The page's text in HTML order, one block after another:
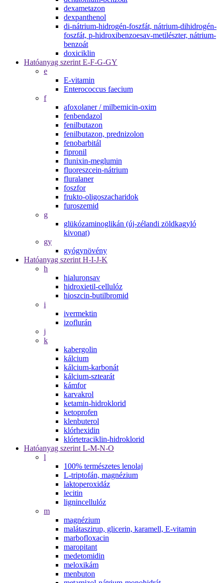
dexametazon
dexpanthenol
di-nátrium-hidrogén-foszfát, nátrium-dihidrogén-
foszfát, p-hidroxibenzoesav-metilészter, nátrium-
benzoát
doxiciklin
Hatóanyag szerint E-F-G-GY
e
E-vitamin
Enterococcus faecium
f
afoxolaner / milbemicin-oxim
fenbendazol
fenilbutazon
fenilbutazon, prednizolon
fenobarbitál
fipronil
flunixin-meglumin
fluoreszcein-nátrium
fluralaner
foszfor
frukto-oligoszacharidok
furoszemid
g
glükózaminoglikán (új-zélandi zöldkagyló
kivonat)
gy
gyógynövény
Hatóanyag szerint H-I-J-K
h
hialuronsav
hidroxietil-cellulóz
hioszcin-butilbromid
i
ivermektin
izoflurán
j
k
kabergolin
kálcium
kálcium-karbonát
kálcium-sztearát
kámfor
karvakrol
ketamin-hidroklorid
ketoprofen
klenbuterol
klórhexidin
klórtetraciklin-hidroklorid
Hatóanyag szerint L-M-N-O
l
100% természetes lenolaj
L-triptofán, magnézium
laktoperoxidáz
lecitin
lignincellulóz
m
magnézium
malátaszirup, glicerin, karamell, E-vitamin
marbofloxacin
maropitant
medetomidin
meloxikám
menbuton